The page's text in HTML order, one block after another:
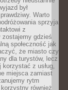
był
Warto
sprzyja
z
zostajemy gdzieś
społeczność jak
że miasto czy
dla turystów, lecz
z usług,
miejsca zamiast
rytm
również